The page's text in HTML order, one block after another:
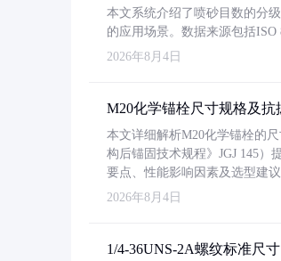
本文系统介绍了喷砂目数的分
的应用场景。数据来源包括ISO
2026年8月4日
M20化学锚栓尺寸规格及抗
本文详细解析M20化学锚栓的
构后锚固技术规程》JGJ 145）
要点、性能影响因素及选型建
2026年8月4日
1/4-36UNS-2A螺纹标准尺寸